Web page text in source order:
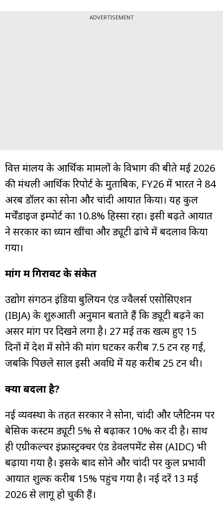
ADVERTISEMENT
वित्त मंत्रालय के आर्थिक मामलों के विभाग की बीते मई 2026
की मंथली आर्थिक रिपोर्ट के मुताबिक, FY26 में भारत ने 84
अरब डॉलर का सोना और चांदी आयात किया। यह कुल
मर्चेंडाइज इम्पोर्ट का 10.8% हिस्सा रहा। इसी बढ़ते आयात
ने सरकार का ध्यान खींचा और ड्यूटी ढांचे में बदलाव किया
गया।
मांग में गिरावट के संकेत
उद्योग संगठन इंडिया बुलियन एंड ज्वैलर्स एसोसिएशन
(IBJA) के शुरुआती अनुमान बताते हैं कि ड्यूटी बढ़ने का
असर मांग पर दिखने लगा है। 27 मई तक खत्म हुए 15
दिनों में देश में सोने की मांग घटकर करीब 7.5 टन रह गई,
जबकि पिछले साल इसी अवधि में यह करीब 25 टन थी।
क्या बदला है?
नई व्यवस्था के तहत सरकार ने सोना, चांदी और प्लैटिनम पर
बेसिक कस्टम ड्यूटी 5% से बढ़ाकर 10% कर दी है। साथ
ही एग्रीकल्चर इंफ्रास्ट्रक्चर एंड डेवलपमेंट सेस (AIDC) भी
बढ़ाया गया है। इसके बाद सोने और चांदी पर कुल प्रभावी
आयात शुल्क करीब 15% पहुंच गया है। नई दरें 13 मई
2026 से लागू हो चुकी हैं।